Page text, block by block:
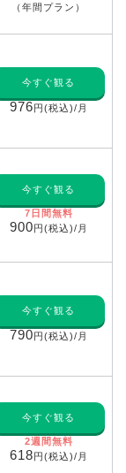
（年間プラン）
今すぐ観る
976円(税込)/月
今すぐ観る
7日間無料
900円(税込)/月
今すぐ観る
790円(税込)/月
今すぐ観る
2週間無料
618円(税込)/月